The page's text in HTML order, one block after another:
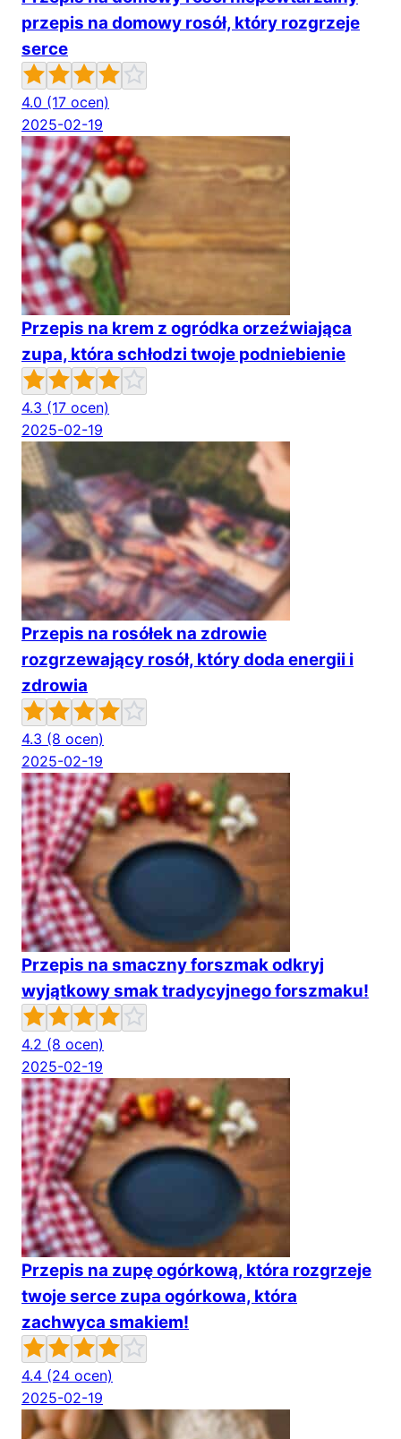
przepis na domowy rosół, który rozgrzeje
serce
4.0 (17 ocen)
2025-02-19
Przepis na krem z ogródka orzeźwiająca
zupa, która schłodzi twoje podniebienie
4.3 (17 ocen)
2025-02-19
Przepis na rosółek na zdrowie
rozgrzewający rosół, który doda energii i
zdrowia
4.3 (8 ocen)
2025-02-19
Przepis na smaczny forszmak odkryj
wyjątkowy smak tradycyjnego forszmaku!
4.2 (8 ocen)
2025-02-19
Przepis na zupę ogórkową, która rozgrzeje
twoje serce zupa ogórkowa, która
zachwyca smakiem!
4.4 (24 ocen)
2025-02-19